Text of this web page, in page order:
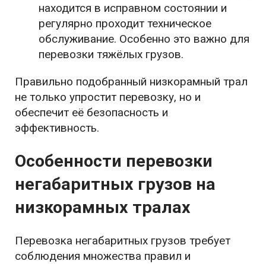
находится в исправном состоянии и
регулярно проходит техническое
обслуживание. Особенно это важно для
перевозки тяжёлых грузов.
Правильно подобранный низкорамный трал
не только упростит перевозку, но и
обеспечит её безопасность и
эффективность.
Особенности перевозки
негабаритных грузов на
низкорамных тралах
Перевозка негабаритных грузов требует
соблюдения множества правил и